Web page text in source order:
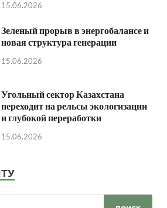
15.06.2026
Зеленый прорыв в энергобалансе и
новая структура генерации
15.06.2026
Угольный сектор Казахстана
переходит на рельсы экологизации
и глубокой переработки
15.06.2026